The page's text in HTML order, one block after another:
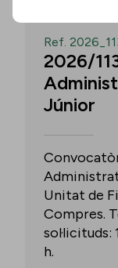
Ref.
2026/
Júnior
Unitat de
Compres.
sol·licituds:
h.